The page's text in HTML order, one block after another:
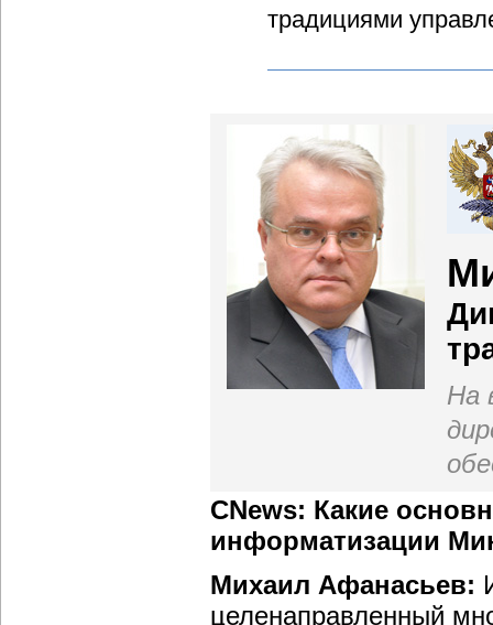
традициями
На
CNews: Какие
информатизации
Михаил Афанасьев:
целенаправленный